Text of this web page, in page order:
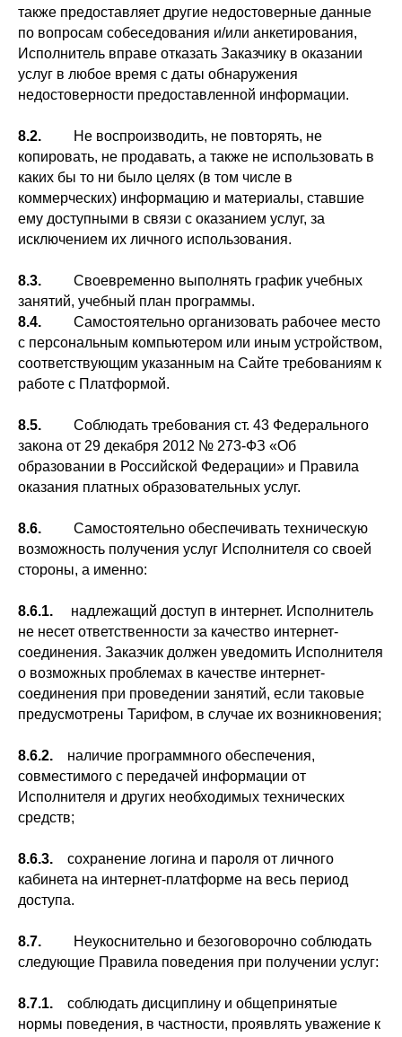
также предоставляет другие недостоверные данные
по вопросам собеседования и/или анкетирования,
Исполнитель вправе отказать Заказчику в оказании
услуг в любое время с даты обнаружения
недостоверности предоставленной информации.
8.2.
Не воспроизводить, не повторять, не
копировать, не продавать, а также не использовать в
каких бы то ни было целях (в том числе в
коммерческих) информацию и материалы, ставшие
ему доступными в связи с оказанием услуг, за
исключением их личного использования.
8.3. Своевременно выполнять график учебных
занятий, учебный план программы.
8.4. Самостоятельно организовать рабочее место
с персональным компьютером или иным устройством,
соответствующим указанным на Сайте требованиям к
работе с Платформой.
8.5. Соблюдать требования ст. 43 Федерального
закона от 29 декабря 2012 № 273-ФЗ «Об
образовании в Российской Федерации» и Правила
оказания платных образовательных услуг.
8.6. Самостоятельно обеспечивать техническую
возможность получения услуг Исполнителя со своей
стороны, а именно:
8.6.1.
надлежащий доступ в интернет. Исполнитель
не несет ответственности за качество интернет-
соединения. Заказчик должен уведомить Исполнителя
о возможных проблемах в качестве интернет-
соединения при проведении занятий, если таковые
предусмотрены Тарифом, в случае их возникновения;
8.6.2. наличие программного обеспечения,
совместимого с передачей информации от
Исполнителя и других необходимых технических
средств;
8.6.3. сохранение логина и пароля от личного
кабинета на интернет-платформе на весь период
доступа.
8.7.
Неукоснительно и безоговорочно соблюдать
следующие Правила поведения при получении услуг:
8.7.1. соблюдать дисциплину и общепринятые
нормы поведения, в частности, проявлять уважение к